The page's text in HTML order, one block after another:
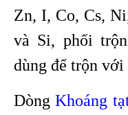
Zn, I, Co, Cs,
và Si, phối
dùng để trộn với
DòngKhoáng